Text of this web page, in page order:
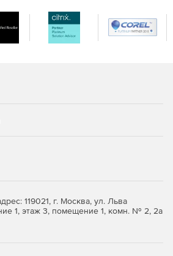
календарями организации,
расписании и заранее напоминает о
на видеовстречу легко – нужно
записей
распознавания речи для каждого
119021, г. Москва, ул. Льва
1, этаж 3, помещение 1, комн. № 2, 2а